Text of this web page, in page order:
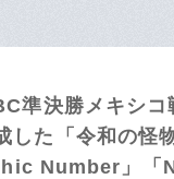
準決勝メキシコ
した「令和の怪
Number」「